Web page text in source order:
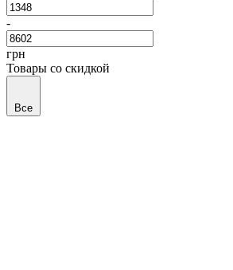
-
грн
Товары со скидкой
Все